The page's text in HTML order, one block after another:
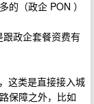
的（政企 PON ）
政企套餐资费有
这类是直接接入城
保障之外，比如